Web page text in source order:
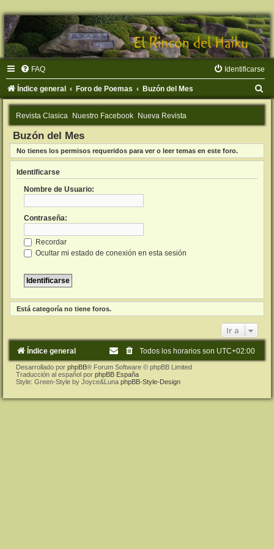
FAQ Identificarse
Índice general Foro de Poemas Buzón del Mes
u
Revista Clasica Nuestro Facebook Nueva Revista
Buzón del Mes
No tienes los permisos requeridos para ver o leer temas en este foro.
Identificarse
Nombre de Usuario:
Contraseña:
Recordar
Ocultar mi estado de conexión en esta sesión
Está categoría no tiene foros.
Ir a
Índice general Todos los horarios son UTC+02:00
Desarrollado por phpBB® Forum Software © phpBB Limited
Traducción al español por phpBB España
Style: Green-Style by Joyce&Luna phpBB-Style-Design